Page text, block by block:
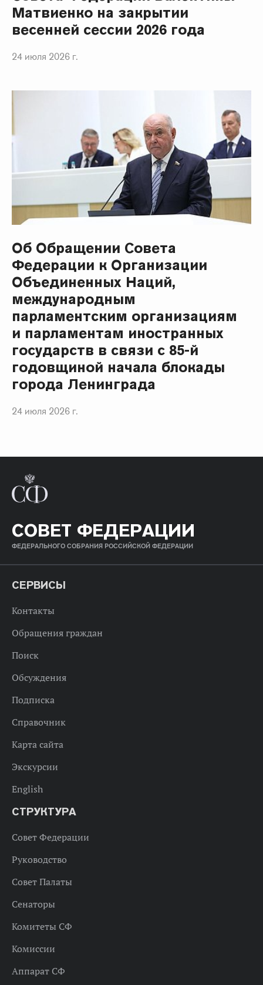
Матвиенко на закрытии
весенней сессии 2026 года
24 июля 2026 г.
Об Обращении Совета
Федерации к Организации
Объединенных Наций,
международным
парламентским организациям
и парламентам иностранных
государств в связи с 85-й
годовщиной начала блокады
города Ленинграда
24 июля 2026 г.
СОВЕТ ФЕДЕРАЦИИ
ФЕДЕРАЛЬНОГО СОБРАНИЯ РОССИЙСКОЙ ФЕДЕРАЦИИ
СЕРВИСЫ
Контакты
Обращения граждан
Поиск
Обсуждения
Подписка
Справочник
Карта сайта
Экскурсии
English
СТРУКТУРА
Совет Федерации
Руководство
Совет Палаты
Сенаторы
Комитеты СФ
Комиссии
Аппарат СФ